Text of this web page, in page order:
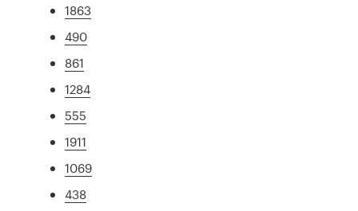
1863
490
861
1284
555
1911
1069
438